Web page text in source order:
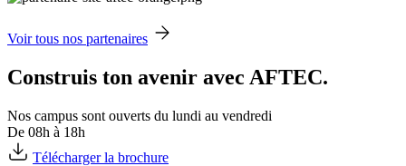
Voir tous nos partenaires
Construis ton avenir avec AFTEC.
Nos campus sont ouverts du lundi au vendredi
De 08h à 18h
Télécharger la brochure